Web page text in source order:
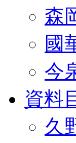
森
國
今
資料
久